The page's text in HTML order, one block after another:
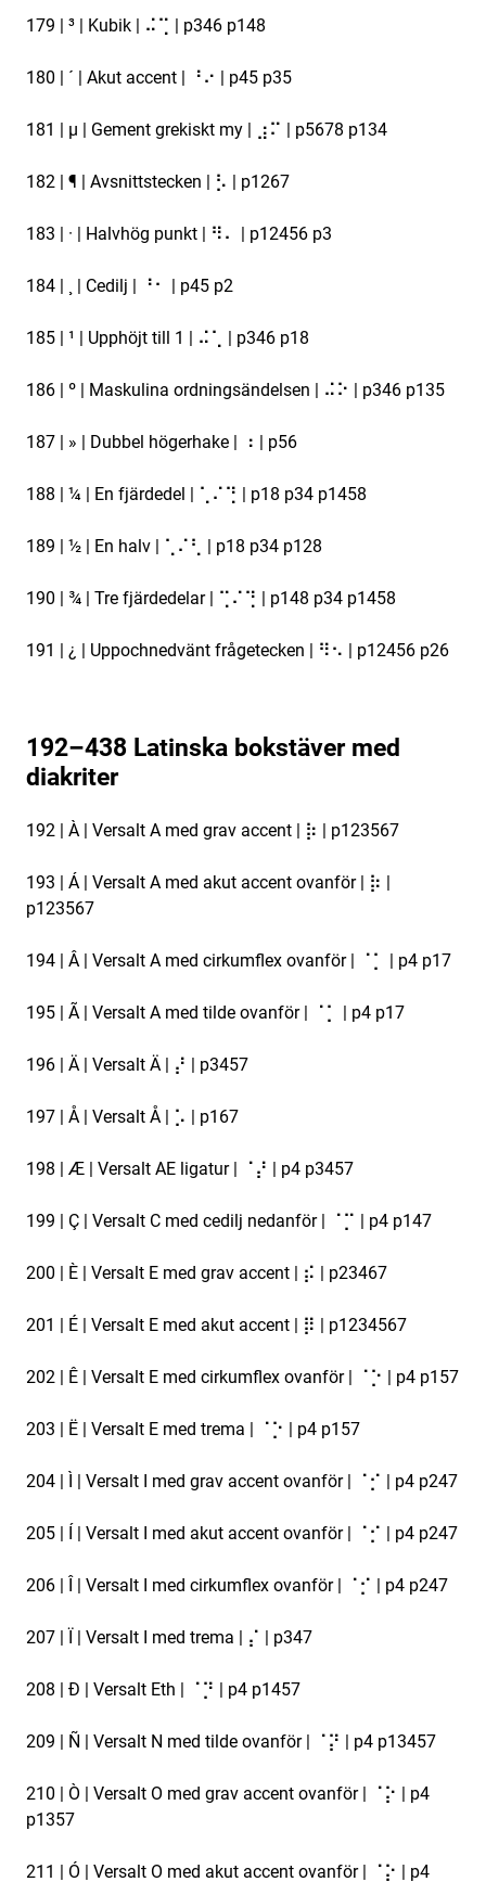
179 | ³ | Kubik | ⠬⢉ | p346 p148
180 | ´ | Akut accent | ⠘⠔ | p45 p35
181 | µ | Gement grekiskt my | ⣰⠍ | p5678 p134
182 | ¶ | Avsnittstecken | ⡣ | p1267
183 | · | Halvhög punkt | ⠻⠄ | p12456 p3
184 | ¸ | Cedilj | ⠘⠂ | p45 p2
185 | ¹ | Upphöjt till 1 | ⠬⢁ | p346 p18
186 | º | Maskulina ordningsändelsen | ⠬⠕ | p346 p135
187 | » | Dubbel högerhake | ⠰ | p56
188 | ¼ | En fjärdedel | ⢁⠌⢙ | p18 p34 p1458
189 | ½ | En halv | ⢁⠌⢃ | p18 p34 p128
190 | ¾ | Tre fjärdedelar | ⢉⠌⢙ | p148 p34 p1458
191 | ¿ | Uppochnedvänt frågetecken | ⠻⠢ | p12456 p26
192–438 Latinska bokstäver med
diakriter
192 | À | Versalt A med grav accent | ⡷ | p123567
193 | Á | Versalt A med akut accent ovanför | ⡷ |
p123567
194 | Â | Versalt A med cirkumflex ovanför | ⠈⡁ | p4 p17
195 | Ã | Versalt A med tilde ovanför | ⠈⡁ | p4 p17
196 | Ä | Versalt Ä | ⡜ | p3457
197 | Å | Versalt Å | ⡡ | p167
198 | Æ | Versalt AE ligatur | ⠈⡜ | p4 p3457
199 | Ç | Versalt C med cedilj nedanför | ⠈⡉ | p4 p147
200 | È | Versalt E med grav accent | ⡮ | p23467
201 | É | Versalt E med akut accent | ⡿ | p1234567
202 | Ê | Versalt E med cirkumflex ovanför | ⠈⡑ | p4 p157
203 | Ë | Versalt E med trema | ⠈⡑ | p4 p157
204 | Ì | Versalt I med grav accent ovanför | ⠈⡊ | p4 p247
205 | Í | Versalt I med akut accent ovanför | ⠈⡊ | p4 p247
206 | Î | Versalt I med cirkumflex ovanför | ⠈⡊ | p4 p247
207 | Ï | Versalt I med trema | ⡌ | p347
208 | Ð | Versalt Eth | ⠈⡙ | p4 p1457
209 | Ñ | Versalt N med tilde ovanför | ⠈⡝ | p4 p13457
210 | Ò | Versalt O med grav accent ovanför | ⠈⡕ | p4
p1357
211 | Ó | Versalt O med akut accent ovanför | ⠈⡕ | p4